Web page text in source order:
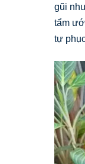
gũi
tẩm
tự